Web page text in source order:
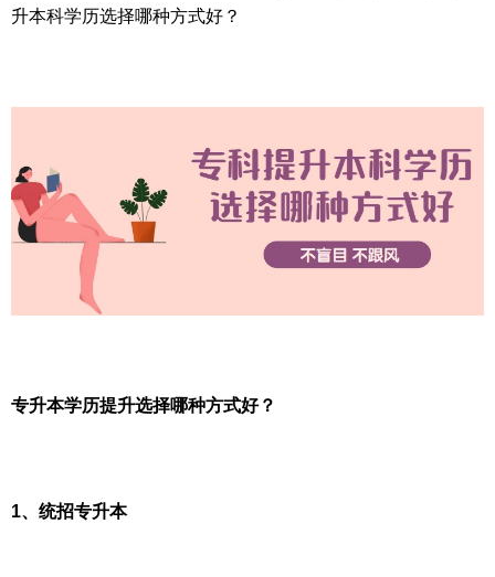
升本科学历选择哪种方式好？
专升本学历提升选择哪种方式好？
1、统招专升本